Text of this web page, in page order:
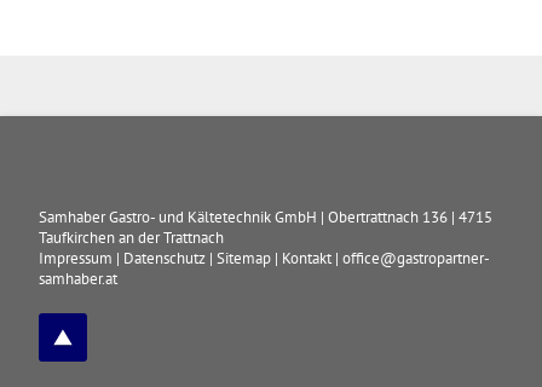
Samhaber Gastro- und Kältetechnik GmbH |Obertrattnach 136 |4715
Taufkirchen an der Trattnach
Impressum | Datenschutz |Sitemap | Kontakt |office@gastropartner-
samhaber.at